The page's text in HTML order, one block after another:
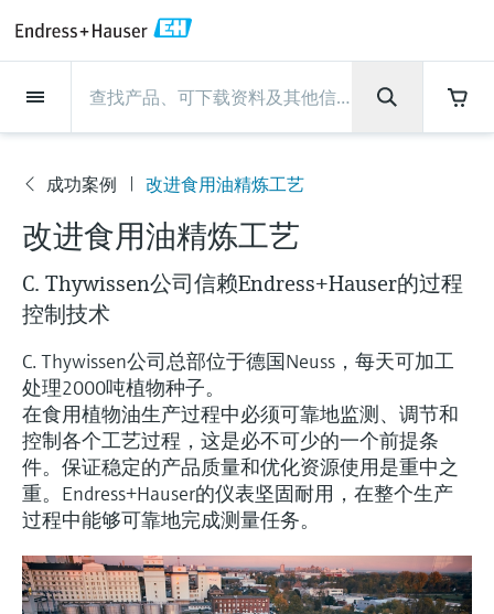
现场仪表
流量
物位测量
液体分析
温度测量
压力测量
系统产品
光学分析
Netilion IIoT
流量
电磁流量计
科里奥利质量流量计
超声波流量计
涡街流量计
热式质量流量计
Differential pressure flow
measurement
选购全部
物位测量
雷达物位测量
Vibronic point level detection
导波雷达物位测量
超声波物位测量
电容物位测量
静压液位测量
Conductive level measurement
Float switch level measurement
液体分析
pH电极和变送器
电导率传感器和变送器
浊度传感器和变送器
氯传感器和变送器
溶解氧传感器和变送器
实验室检测仪表和便携式pH计
全自动水质采样仪
TOC、COD和SAC分析仪
温度测量
温度变送器
工业温度计
保护套管
高温型温度计
卫生型温度计
紧凑型温度计
温度开关
表面温度计
压力测量
绝压和表压测量
差压测量
选购全部
系统产品
数据管理仪&数据记录仪
过程测控仪
电源和安全栅
WirelessHART解决方案
网关和调制解调器
设备配置用平板电脑
能量管理仪和应用管理仪
浪涌保护器
光学分析
TDLAS和QF分析仪
拉曼光谱分析仪
排放监测解决方案
颗粒测量设备
数字分析仪解决方案
过程气体分析仪
空气质量测量装置
烟雾探测器
Netilion IIoT
Netilion Value
Netilion Health
Netilion Analytics
Netilion Library
Netilion Inventory
Netilion Connect
Netilion Device Viewer
Netilion Water
服务产品
Project and commissioning services
技术支持服务
仪表维护
仪表性能优化服务
View all
Project and commissioning
仪表调试服务
Industrial Project Management
技术支持服务
远程技术支持
远程资产监控
Process Instrumentation Courses
仪表维护
验证服务
现场仪表校准服务
预防性维护服务
Repair of measuring instruments
仪表性能优化服务
校准报告分析
优化校准间隔时间
动态现场仪表评价和分析服务
行业应用
食品与饮料
水务和环境：保护 —— 节约 —— 提高
石油与天然气：促进能源转型，实
生命科学：创新技术助推卓越运营
化工：深化合作，助推可持续成功
电力与能源
采矿、矿物加工及冶金：打造可持
续的未来
支持
快速获取服务支持！
技术支持中心 —— Endress+Hauser提供全方
位服务，与您相伴前行
下载区
搜索和下载技术手册, 宣传资料, 出版物, 软
学习
学习中心
学习中心 - 探索Endress+Hauser学习平台上
的指导课程与资源，随时随地提升技能。
活动和培训
根据需要，从培训、研讨会、展会、峰会或
在线研讨会等各种活动中灵活选择。
公司
Endress+Hauser集团
生产中心
集团实力
客户案例
新闻与案例
活动和培训
您的Endress+Hauser职业生涯
Endress+Hauser集团
公司概况
Endress+Hauser在中国
恩德斯豪斯科技中国
财务业绩
集团管理层
发展历程
文化与价值观
可持续发展
生产中心
物位和压力测量
Endress+Hauser流量
Endress+Hauser 液体分析
温度+系统产品
Endress+Hauser 数字解决方案
Endress+Hauser 光学分析
Endress+Hauser SICK
Endress+Hauser Technology China
集团实力
过程安全性
网络安全性
过程自动化项目流程
My Endress+Hauser
建立电子采购流程，从容应对未来
需求
新闻与案例
新闻与案例总览
所有文章
新闻稿
事实速览
媒体活动
活动和培训
培训
研讨会
展览会
在线研讨会和回放
峰会
线下活动
查找市场活动及培训
您的Endress+Hauser职业生
Explore open positions
在Endress+Hauser工作
更多工作机会
德国耶拿分析仪器公司的工作机会
IST创新传感器技术公司的工作机
会
Job opportunities at
Endress+Hauser SICK
司
成功案例 改进食用油精炼工艺
改进食用油精炼工艺
C. Thywissen公司信赖Endress+Hauser的过程
控制技术
C. Thywissen公司总部位于德国Neuss，每天可加工
处理2000吨植物种子。
在食用植物油生产过程中必须可靠地监测、调节和
控制各个工艺过程，这是必不可少的一个前提条
件。保证稳定的产品质量和优化资源使用是重中之
重。Endress+Hauser的仪表坚固耐用，在整个生产
过程中能够可靠地完成测量任务。